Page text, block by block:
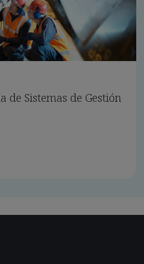
de Sistemas de Gestión